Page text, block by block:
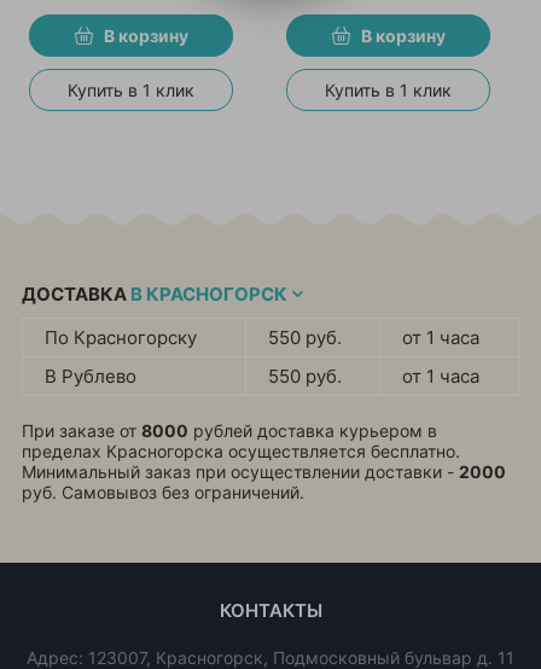
В корзину
Купить в 1 клик
В корзину
Купить в 1 клик
ДОСТАВКА В КРАСНОГОРСК
По Красногорску
550 руб.
от 1 часа
В Рублево
550 руб. от 1 часа
При заказе от 8000 рублей доставка курьером в
пределах Красногорска осуществляется бесплатно.
Минимальный заказ при осуществлении доставки - 2000
руб. Самовывоз без ограничений.
КОНТАКТЫ
Адрес: 123007, Красногорск, Подмосковный бульвар д. 11